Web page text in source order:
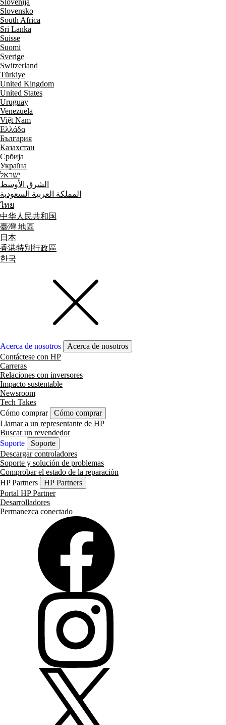
Slovenija
Slovensko
South Africa
Sri Lanka
Suisse
Suomi
Sverige
Switzerland
Türkiye
United Kingdom
United States
Uruguay
Venezuela
Việt Nam
Ελλάδα
България
Казахстан
Србија
Україна
ישראל
الشرق الأوسط
المملكة العربية السعودية
ไทย
中华人民共和国
臺灣 地區
日本
香港特別行政區
한국
Acerca de nosotros
Acerca de nosotros
Contáctese con HP
Carreras
Relaciones con inversores
Impacto sustentable
Newsroom
Tech Takes
Cómo comprar
Cómo comprar
Llamar a un representante de HP
Buscar un revendedor
Soporte
Soporte
Descargar controladores
Soporte y solución de problemas
Comprobar el estado de la reparación
HP Partners
HP Partners
Portal HP Partner
Desarrolladores
Permanezca conectado